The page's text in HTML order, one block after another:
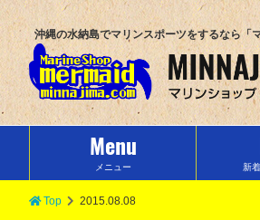
沖縄の水納島でマリンスポーツをするなら「
Menu
メニュー 新
Top 2015.08.08